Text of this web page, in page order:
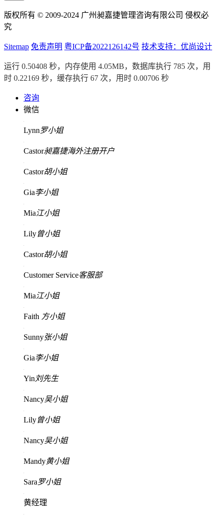
版权所有 © 2009-2024 广州昶嘉捷管理咨询有限公司 侵权必
究
Sitemap 免责声明 粤ICP备2022126142号 技术支持：优尚设计
运行 0.50408 秒，内存使用 4.05MB，数据库执行 785 次，用
时 0.22169 秒，缓存执行 67 次，用时 0.00706 秒
咨询
微信
Lynn罗小姐
Castor昶嘉捷海外注册开户
Castor胡小姐
Gia李小姐
Mia江小姐
Lily曾小姐
Castor胡小姐
Customer Service客服部
Mia江小姐
Faith 方小姐
Sunny张小姐
Gia李小姐
Yin 刘先生
Nancy吴小姐
Lily曾小姐
Nancy吴小姐
Mandy黄小姐
Sara罗小姐
黄经理